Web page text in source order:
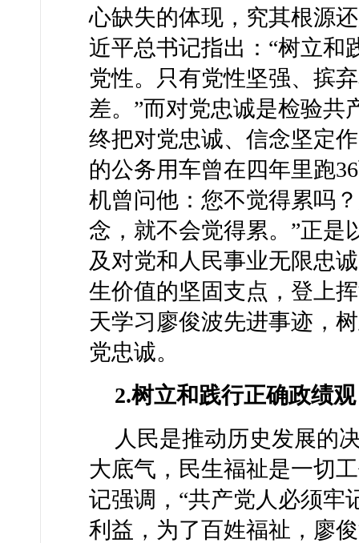
心缺失的体现，究其根源
近平总书记指出：“树立和
党性。只有党性坚强、摈
差。”而对党忠诚是检验共
终把对党忠诚、信念坚定
的公务用车曾在四年里跑
机曾问他：您不觉得累吗
念，就不会觉得累。”正是
及对党和人民事业无限忠
生价值的坚固支点，登上
天学习廖俊波先进事迹，
党忠诚。
2.树立和践行正确政绩
人民是推动历史发展的
大底气，民生福祉是一切
记强调，“共产党人必须牢
利益，为了百姓福祉，廖